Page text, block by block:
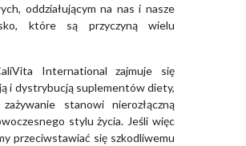
oddziałującym na nas i nasze
które są przyczyną wielu
International zajmuje się
i dystrybucją suplementów diety,
stanowi nierozłączną
stylu życia. Jeśli więc
przeciwstawiać się szkodliwemu